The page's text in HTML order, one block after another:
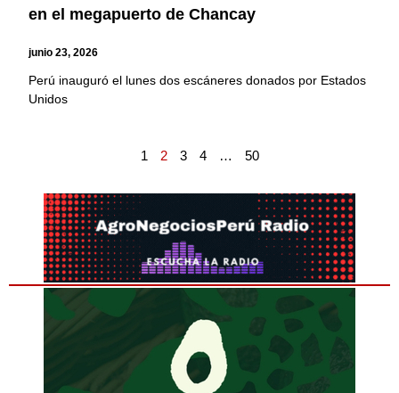
en el megapuerto de Chancay
junio 23, 2026
Perú inauguró el lunes dos escáneres donados por Estados
Unidos
1 2 3 4 … 50